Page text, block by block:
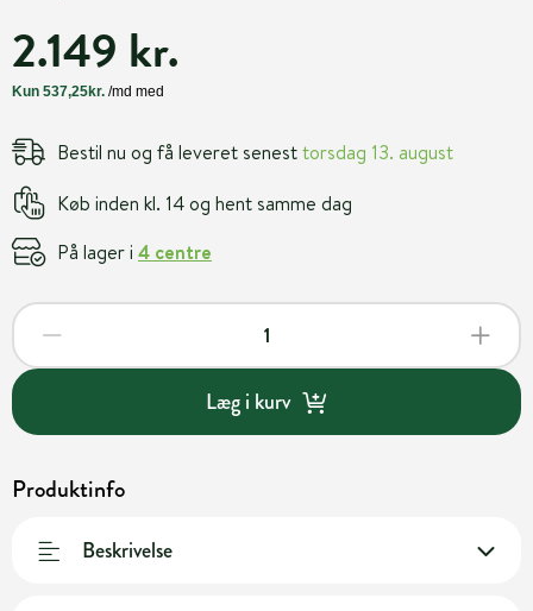
2.149 kr.
Bestil nu og få leveret senesttorsdag 13. august
Køb inden kl. 14 og hent samme dag
På lager i 4 centre
Læg i kurv
Produktinfo
Beskrivelse